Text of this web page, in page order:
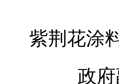
紫荆花涂
政